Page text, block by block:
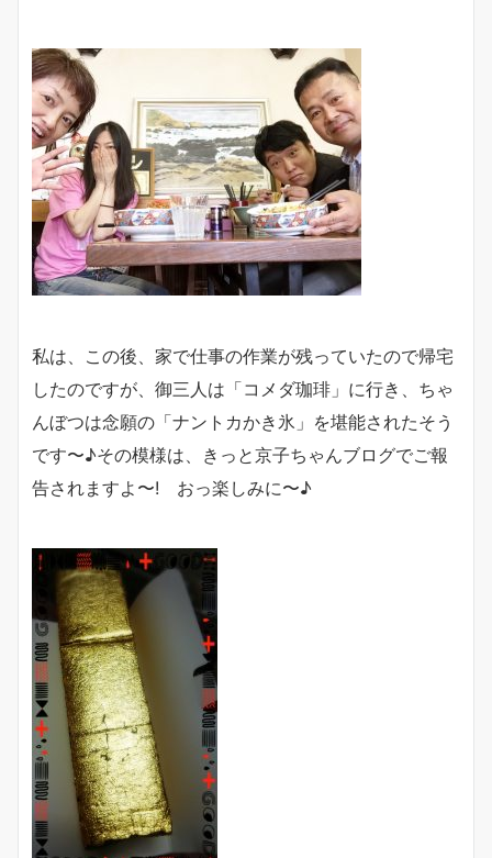
私は、この後、家で仕事の作業が残っていたので帰宅
したのですが、御三人は「コメダ珈琲」に行き、ちゃ
んぼつは念願の「ナントカかき氷」を堪能されたそう
です〜♪その模様は、きっと京子ちゃんブログでご報
告されますよ〜! おっ楽しみに〜♪